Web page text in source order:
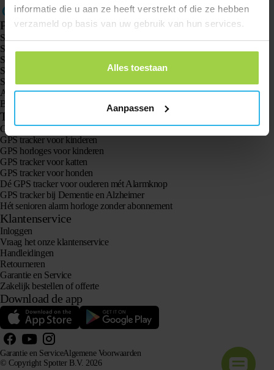
informatie die u aan ze heeft verstrekt of die ze hebben
verzameld op basis van uw gebruik van hun services.
Alles toestaan
Aanpassen
Producten
Spotter GPS tracker X10
Spotter Senior GPS Watch
Spotter GPS Watch Explorer
Spotter GPS Watch Kids
Spotter CatX
Animal Spotter
Bekijk alle producten
Toepassingen
GPS trackers
GPS tracker voor kinderen
GPS horloges voor kinderen
GPS tracker voor katten
GPS tracker voor honden
Dé GPS tracker voor ouderen mét Alarmknop
GPS tracker bij Dementie en Alzheimer
Hét senioren alarm horloge zonder abonnement
Klantenservice
Inloggen
Vraag het onze klantenservice
Handleidingen
Retourneren
Garantie en Service
Zakelijk bestellen of offerte
Download de app
© Copyright Spotter B.V. 2026
Garantie en ServiceAlgemene Voorwaarden